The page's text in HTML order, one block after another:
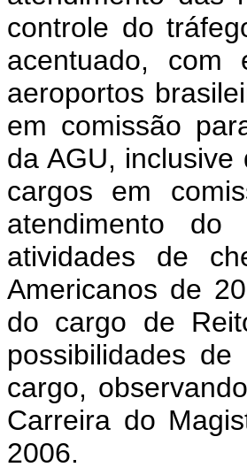
controle do
acentuado, com
aeroportos
em comissão
da AGU,
cargos em
atendimento
atividades de
Americanos de
do cargo de
possibilidades
cargo,
Carreira do
2006.